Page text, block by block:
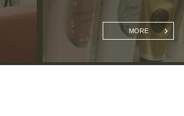
MORE